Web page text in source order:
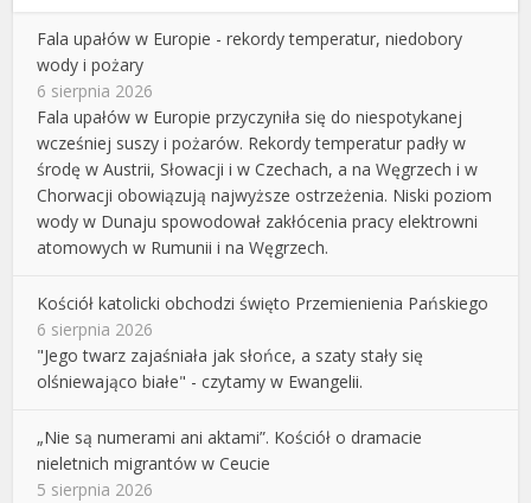
Fala upałów w Europie - rekordy temperatur, niedobory
wody i pożary
6 sierpnia 2026
Fala upałów w Europie przyczyniła się do niespotykanej
wcześniej suszy i pożarów. Rekordy temperatur padły w
środę w Austrii, Słowacji i w Czechach, a na Węgrzech i w
Chorwacji obowiązują najwyższe ostrzeżenia. Niski poziom
wody w Dunaju spowodował zakłócenia pracy elektrowni
atomowych w Rumunii i na Węgrzech.
Kościół katolicki obchodzi święto Przemienienia Pańskiego
6 sierpnia 2026
"Jego twarz zajaśniała jak słońce, a szaty stały się
olśniewająco białe" - czytamy w Ewangelii.
„Nie są numerami ani aktami”. Kościół o dramacie
nieletnich migrantów w Ceucie
5 sierpnia 2026